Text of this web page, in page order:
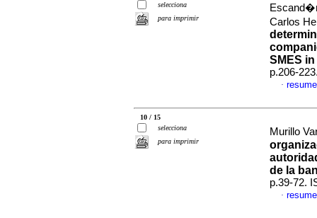
selecciona
para imprimir
Carlos
SMES
p.206-
·
10 / 15
selecciona
para imprimir
Murillo
de la
p.39-72.
·